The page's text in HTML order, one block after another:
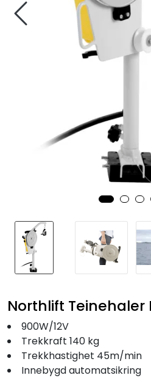
Northlift Teinehaler
900W/12V
Trekkraft 140 kg
Trekkhastighet 45m/min
Innebygd automatsikring
Fritid/Sikkerhet
Nyheter